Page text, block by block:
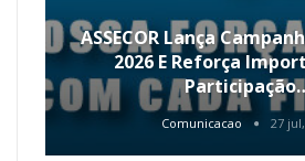
ASSECOR Lança
2026 E Reforça
Comunicacao 27